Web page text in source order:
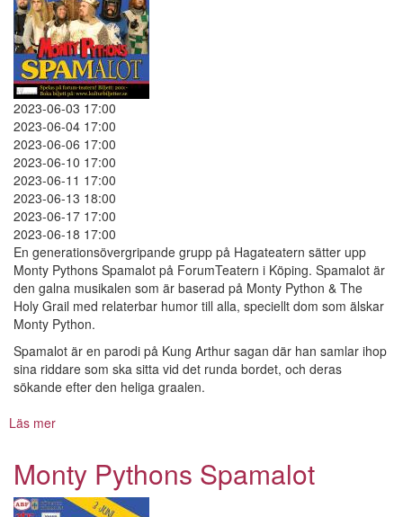
2023-06-03 17:00
2023-06-04 17:00
2023-06-06 17:00
2023-06-10 17:00
2023-06-11 17:00
2023-06-13 18:00
2023-06-17 17:00
2023-06-18 17:00
En generationsövergripande grupp på Hagateatern sätter upp
Monty Pythons Spamalot på ForumTeatern i Köping. Spamalot är
den galna musikalen som är baserad på Monty Python & The
Holy Grail med relaterbar humor till alla, speciellt dom som älskar
Monty Python.
Spamalot är en parodi på Kung Arthur sagan där han samlar ihop
sina riddare som ska sitta vid det runda bordet, och deras
sökande efter den heliga graalen.
Läs mer
Spamalot
Monty Pythons Spamalot